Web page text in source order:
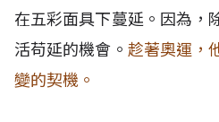
在五彩面具下蔓延。因為，
活苟延的機會。 趁著奧運，
變的契機。